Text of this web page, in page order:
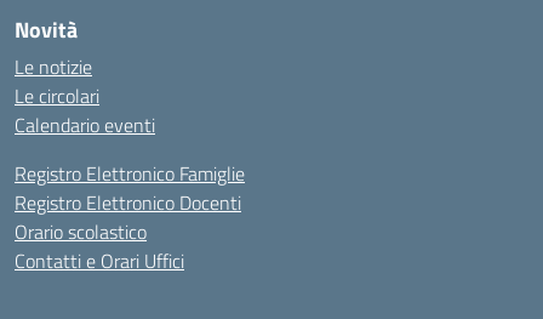
Novità
Le notizie
Le circolari
Calendario eventi
Registro Elettronico Famiglie
Registro Elettronico Docenti
Orario scolastico
Contatti e Orari Uffici